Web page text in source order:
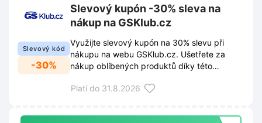
Slevový kód
-30%
Slevový kupón -30% sleva na
nákup na GSKlub.cz
Využijte slevový kupón na 30% slevu při
nákupu na webu GSKlub.cz. Ušetřete za
nákup oblíbených produktů díky této
Platí do 31.8.2026